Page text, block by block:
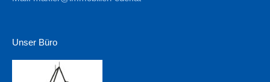
Unser Büro